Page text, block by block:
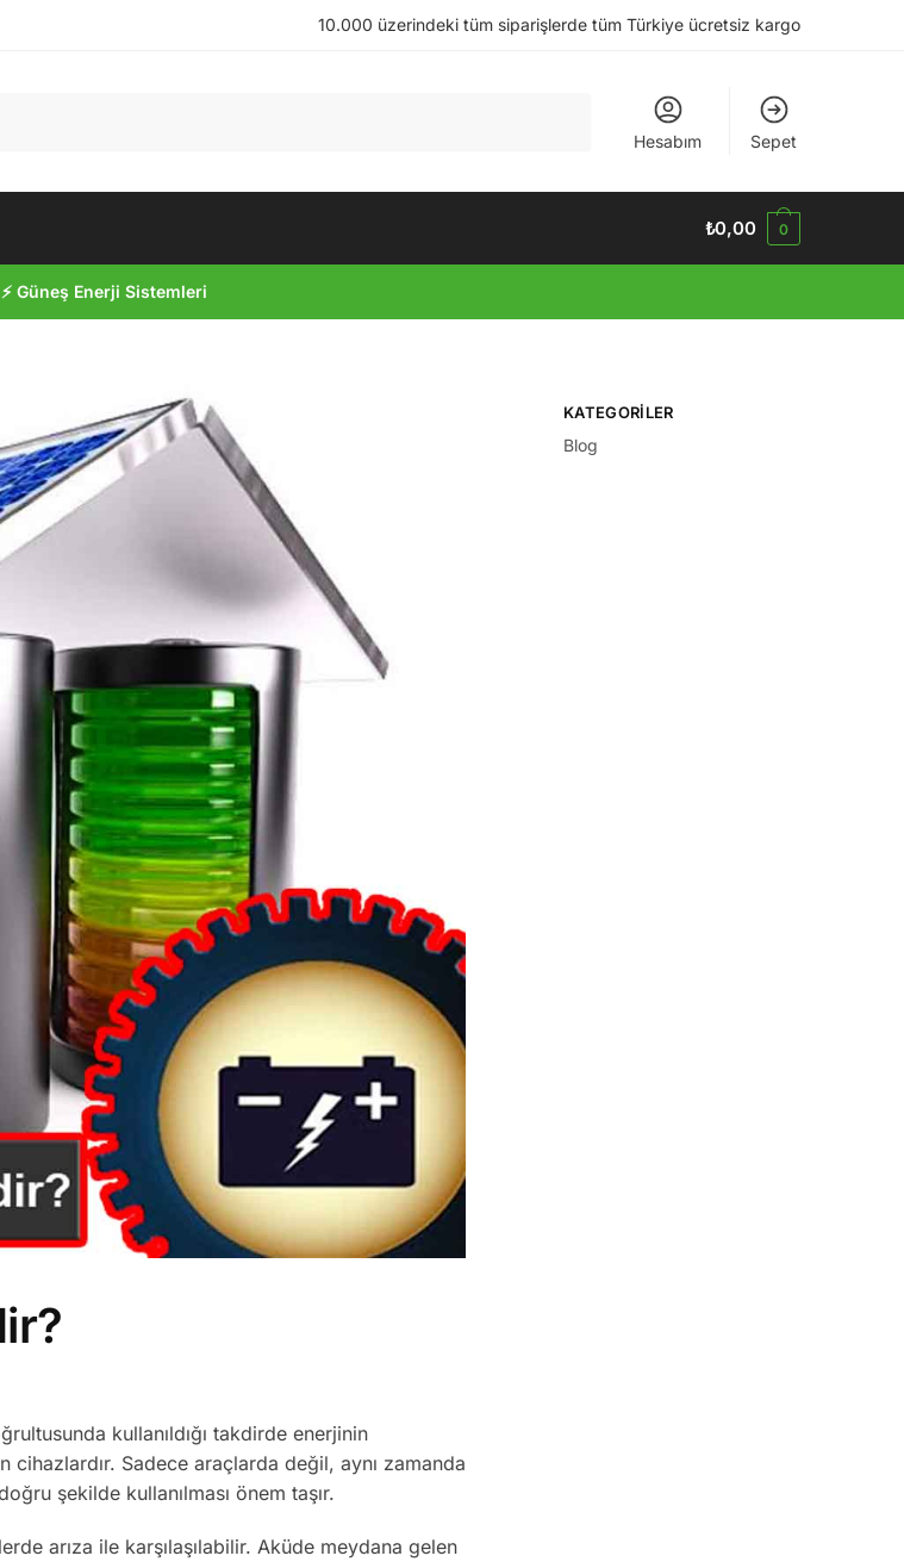
10.000 üzerindeki tüm siparişlerde tüm Türkiye ücretsiz kargo
Hesabım Sepet
₺0,00 0
⚡ Güneş Enerji Sistemleri
kullanıldığı takdirde enerjinin
cihazlardır. Sadece araçlarda değil, aynı zamanda
şekilde kullanılması önem taşır.
arıza ile karşılaşılabilir. Aküde meydana gelen
KATEGORILER
Blog